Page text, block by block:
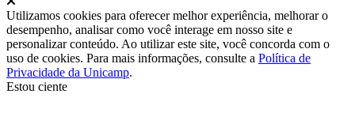
Utilizamos cookies para oferecer melhor experiência, melhorar o
desempenho, analisar como você interage em nosso site e
personalizar conteúdo. Ao utilizar este site, você concorda com o
uso de cookies. Para mais informações, consulte a Política de
Privacidade da Unicamp.
Estou ciente